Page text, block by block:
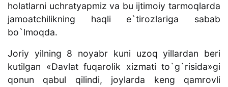
holatlarni uchratyapmiz va bu ijtimoiy tarmoqlarda
jamoatchilikning haqli e`tirozlariga sabab
bo`lmoqda.
Joriy yilning 8 noyabr kuni uzoq yillardan beri
kutilgan «Davlat fuqarolik xizmati to`g`risida»gi
qonun qabul qilindi, joylarda keng qamrovli